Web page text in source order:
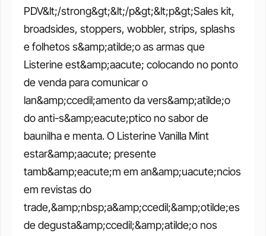
PDV&lt;/strong&gt;&lt;/p&gt;&lt;p&gt;Sales kit,
broadsides, stoppers, wobbler, strips, splashs
e folhetos s&amp;atilde;o as armas que
Listerine est&amp;aacute; colocando no ponto
de venda para comunicar o
lan&amp;ccedil;amento da vers&amp;atilde;o
do anti-s&amp;eacute;ptico no sabor de
baunilha e menta. O Listerine Vanilla Mint
estar&amp;aacute; presente
tamb&amp;eacute;m em an&amp;uacute;ncios
em revistas do
trade,&amp;nbsp;a&amp;ccedil;&amp;otilde;es
de degusta&amp;ccedil;&amp;atilde;o nos